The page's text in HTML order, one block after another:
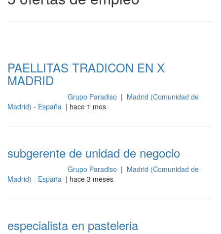
PAELLITAS TRADICON EN X
MADRID
Grupo Paradiso | Madrid (Comunidad de
Madrid) - España | hace 1 mes
subgerente de unidad de negocio
Grupo Paradiso | Madrid (Comunidad de
Madrid) - España | hace 3 meses
especialista en pasteleria